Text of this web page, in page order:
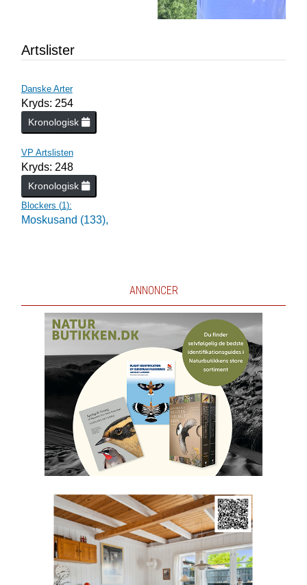
Artslister
Danske Arter
Kryds: 254
Kronologisk
VP Artslisten
Kryds: 248
Kronologisk
Blockers (1):
Moskusand (133),
ANNONCER